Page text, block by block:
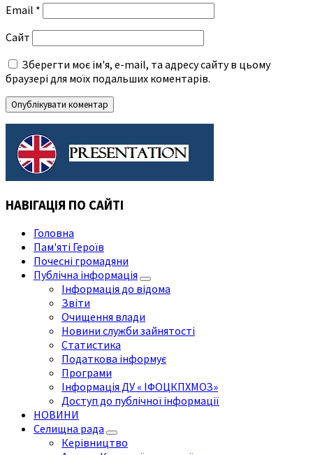
Email *
Сайт
Зберегти моє ім'я, e-mail, та адресу сайту в цьому
браузері для моїх подальших коментарів.
НАВІГАЦІЯ ПО САЙТІ
Головна
Пам'яті Героїв
Почесні громадяни
Публічна інформація
Інформація до відома
Звіти
Очищення влади
Новини служби зайнятості
Статистика
Податкова інформує
Програми
Інформація ДУ « ІФОЦКПХМОЗ»
Доступ до публічної інформації
НОВИНИ
Селищна рада
Керівництво